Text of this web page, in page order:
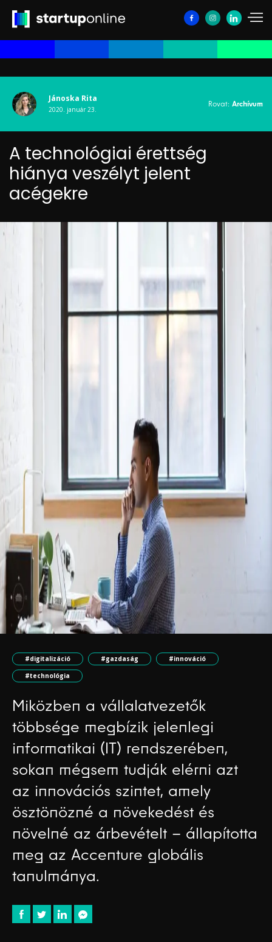
Jánoska Rita
2020. január 23.
Rovat: Archívum
A technológiai érettség
hiánya veszélyt jelent
acégekre
#digitalizáció #gazdaság
#innováció
#technológia
Miközben a vállalatvezetők
többsége megbízik jelenlegi
informatikai (IT) rendszerében,
sokan mégsem tudják elérni azt
az innovációs szintet, amely
ösztönözné a növekedést és
növelné az árbevételt – állapította
meg az Accenture globális
tanulmánya.